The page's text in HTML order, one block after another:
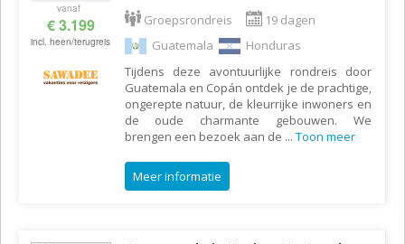
vanaf
€ 3.199
incl. heen/terugreis
Groepsrondreis
19 dagen
Guatemala
Honduras
Tijdens deze avontuurlijke rondreis door
Guatemala en Copán ontdek je de prachtige,
ongerepte natuur, de kleurrijke inwoners en
de oude charmante gebouwen. We
brengen een bezoek aan de ... Toon meer
Meer informatie